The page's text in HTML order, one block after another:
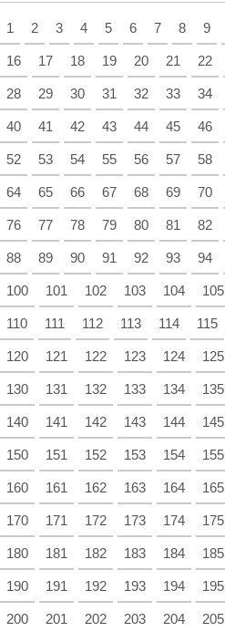
1 2 3 4 5 6 7 8 9
16 17 18 19 20 21 22
28 29 30 31 32 33 34
40 41 42 43 44 45 46
52 53 54 55 56 57 58
64 65 66 67 68 69 70
76 77 78 79 80 81 82
88 89 90 91 92 93 94
100 101 102 103 104 105
110 111 112 113 114 115
120 121 122 123 124 125
130 131 132 133 134 135
140 141 142 143 144 145
150 151 152 153 154 155
160 161 162 163 164 165
170 171 172 173 174 175
180 181 182 183 184 185
190 191 192 193 194 195
200 201 202 203 204 205